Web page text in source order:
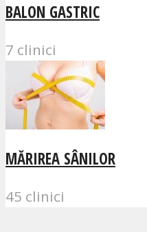
BALON GASTRIC
7 clinici
MĂRIREA SÂNILOR
45 clinici